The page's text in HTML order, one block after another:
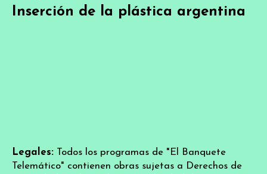
Inserción de la plástica argentina
Legales: Todos los programas de "El Banquete
Telemático" contienen obras sujetas a Derechos de